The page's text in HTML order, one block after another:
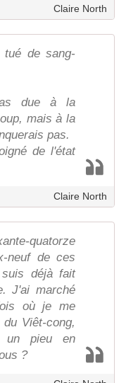
Claire North
tué de sang-
due à la
mais à la
pas.
de l'état
Claire North
quatorze
neuf de ces
déjà fait
J'ai marché
où je me
Viêt-cong,
un pieu en
?